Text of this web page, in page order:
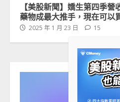
【美股新聞】嬌生第四季
藥物成最大推手，現在可以
2025 年 1 月 23 日 15